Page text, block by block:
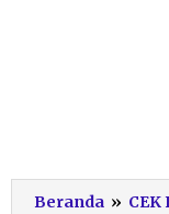
Beranda » CEK